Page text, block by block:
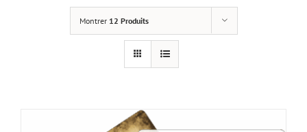
Montrer 12 Produits